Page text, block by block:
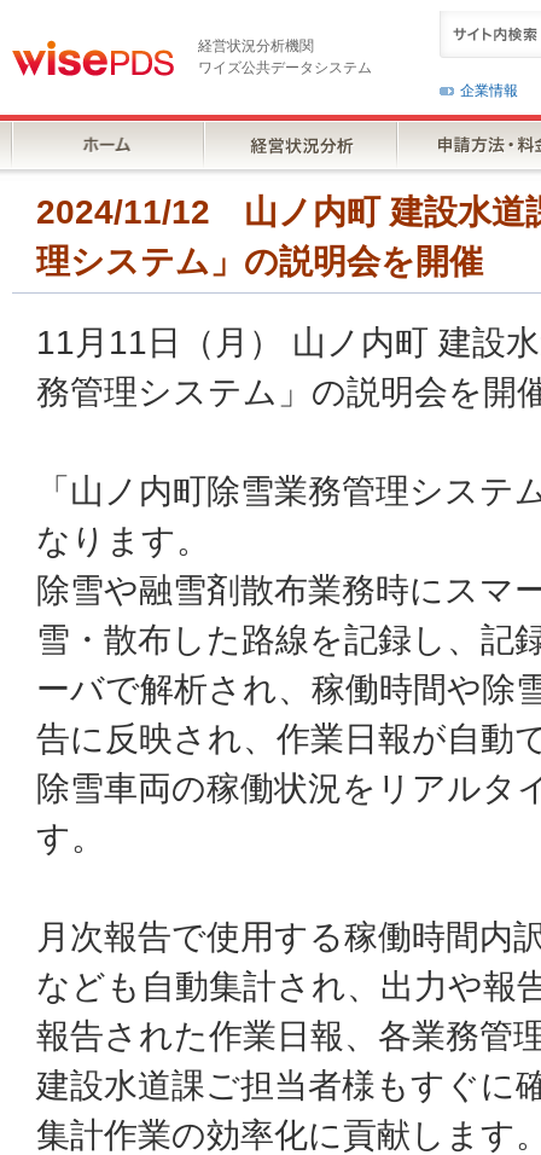
経営状況分析機関
ワイズ公共データシステム
企業情報
2024/11/12 山ノ内町 建設水道
理システム」の説明会を開催
11月11日（月） 山ノ内町 建設
務管理システム」の説明会を開
「山ノ内町除雪業務管理システ
なります。
除雪や融雪剤散布業務時にスマ
雪・散布した路線を記録し、記
ーバで解析され、稼働時間や除
告に反映され、作業日報が自動
除雪車両の稼働状況をリアルタ
す。
月次報告で使用する稼働時間内
なども自動集計され、出力や報
報告された作業日報、各業務管
建設水道課ご担当者様もすぐに
集計作業の効率化に貢献します